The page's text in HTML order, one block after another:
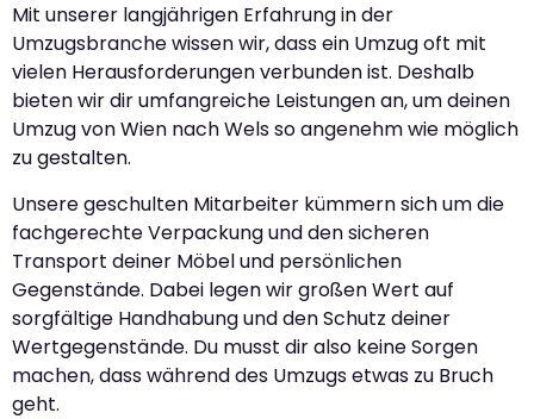
Mit unserer langjährigen Erfahrung in der
Umzugsbranche wissen wir, dass ein Umzug oft mit
vielen Herausforderungen verbunden ist. Deshalb
bieten wir dir umfangreiche Leistungen an, um deinen
Umzug von Wien nach Wels so angenehm wie möglich
zu gestalten.
Unsere geschulten Mitarbeiter kümmern sich um die
fachgerechte Verpackung und den sicheren
Transport deiner Möbel und persönlichen
Gegenstände. Dabei legen wir großen Wert auf
sorgfältige Handhabung und den Schutz deiner
Wertgegenstände. Du musst dir also keine Sorgen
machen, dass während des Umzugs etwas zu Bruch
geht.